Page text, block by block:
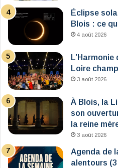
Éclipse
Blois : ce
4 août 2026
Loire
3 août 2026
À Blois, la
son
la reine
3 août 2026
Agenda de
alentours